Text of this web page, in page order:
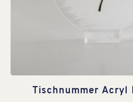
Tischnummer Acryl